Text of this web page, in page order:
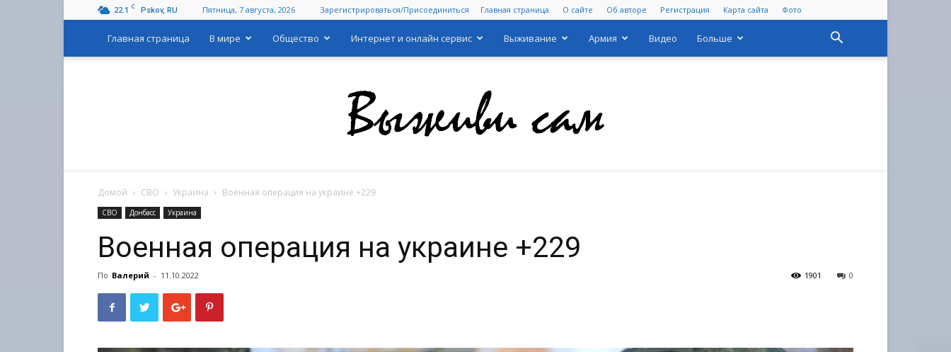
22.1 C Pskov, RU Пятница, 7 августа, 2026 Зарегистрироваться/Присоединиться Главная страница О сайте Об авторе Регистрация Карта сайта Фото
Главная страница В мире Общество Интернет и онлайн сервис Выживание Армия Видео Больше
Домой СВО Украина Военная операция на украине +229
СВО Донбасс Украина
Военная операция на украине +229
По Валерий - 11.10.2022 0
1901